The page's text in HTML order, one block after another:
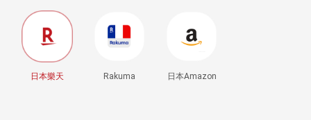
日本樂天 Rakuma 日本Amazon